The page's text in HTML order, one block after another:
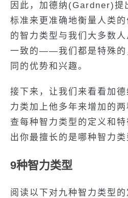
因此，加德纳(Gardner)提
标准来更准确地衡量人类
的智力类型与我们大多数
一致的——我们都是特殊的
同的优势和兴趣。
接下来，让我们来看看加
力类加上他多年来增加的
查每种智力类型的定义和
出你最擅长的是哪种智力类
9种智力类型
阅读以下对九种智力类型